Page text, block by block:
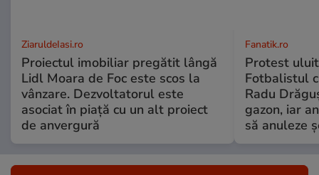
ZiaruldeIasi.ro
Proiectul imobiliar pregătit lângă
Lidl Moara de Foc este scos la
vânzare. Dezvoltatorul este
asociat în piață cu un alt proiect
de anvergură
Fanatik.ro
Protest
Fotbalistul
Radu
gazon, iar
să anuleze